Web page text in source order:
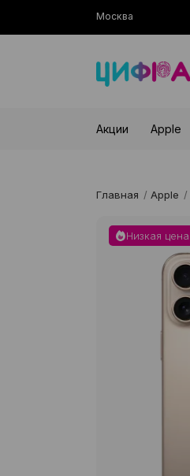
Москва
Акции Apple
Главная / Apple /
Низкая цена